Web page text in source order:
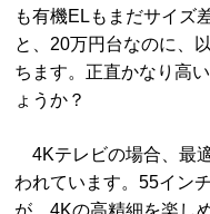
も有機ELもまだサイズ
と、20万円台なのに、
ちます。正直かなり高
ょうか？
4Kテレビの場合、最
われています。55イン
が、4Kの高精細を楽し